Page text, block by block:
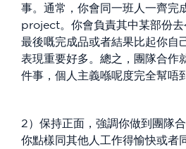
事。通常，你會同一班人一齊完
project。你會負責其中某部份去
最後嘅完成品或者結果比起你自
表現重要好多。總之，團隊合作
件事，個人主義喺呢度完全幫唔
2）保持正面，強調你做到團隊
你點樣同其他人工作得愉快或者